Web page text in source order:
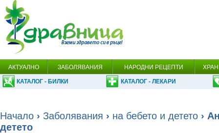
АКТУАЛНО ЗАБОЛЯВАНИЯ НАРОДНИ РЕЦЕПТИ
КАТАЛОГ - БИЛКИ КАТАЛОГ - ЛЕКАРИ
Начало › Заболявания › на бебето и детето ›
детето